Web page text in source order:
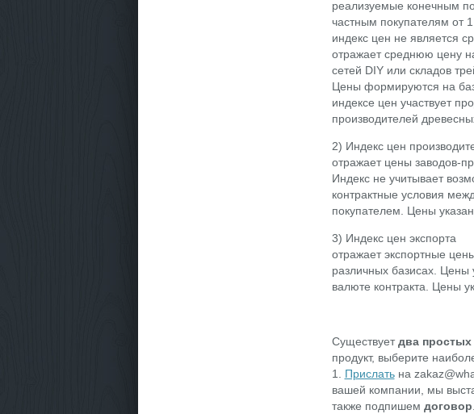
реализуемые конечным
частным покупателям от
индекс цен не является
отражает среднюю цену
сетей DIY или складов
Цены формируются на
индексе цен участвует
производителей
2) Индекс цен
отражает цены заводов-
Индекс не учитывает
контрактные условия
покупателем. Цены
3) Индекс цен экспорта
отражает экспортные
различных базисах.
валюте контракта. Цены
Существуетдва простых
продукт, выберите
1. Прислатьна
вашей компании, мы
также подпишем договор